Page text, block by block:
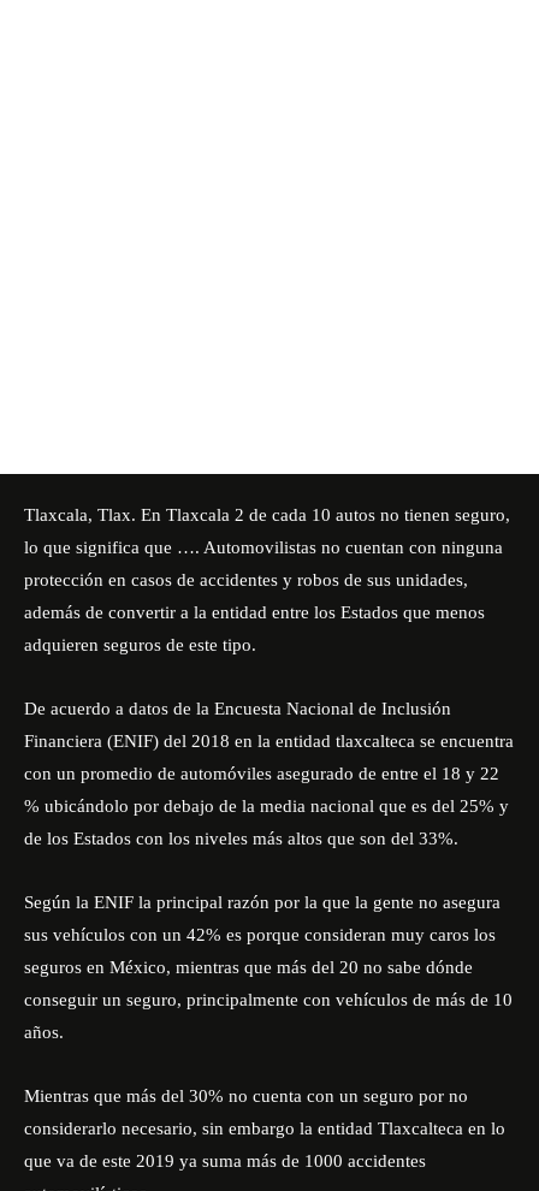
Tlaxcala, Tlax. En Tlaxcala 2 de cada 10 autos no tienen seguro,
lo que significa que …. Automovilistas no cuentan con ninguna
protección en casos de accidentes y robos de sus unidades,
además de convertir a la entidad entre los Estados que menos
adquieren seguros de este tipo.
De acuerdo a datos de la Encuesta Nacional de Inclusión
Financiera (ENIF) del 2018 en la entidad tlaxcalteca se encuentra
con un promedio de automóviles asegurado de entre el 18 y 22
% ubicándolo por debajo de la media nacional que es del 25% y
de los Estados con los niveles más altos que son del 33%.
Según la ENIF la principal razón por la que la gente no asegura
sus vehículos con un 42% es porque consideran muy caros los
seguros en México, mientras que más del 20 no sabe dónde
conseguir un seguro, principalmente con vehículos de más de 10
años.
Mientras que más del 30% no cuenta con un seguro por no
considerarlo necesario, sin embargo la entidad Tlaxcalteca en lo
que va de este 2019 ya suma más de 1000 accidentes